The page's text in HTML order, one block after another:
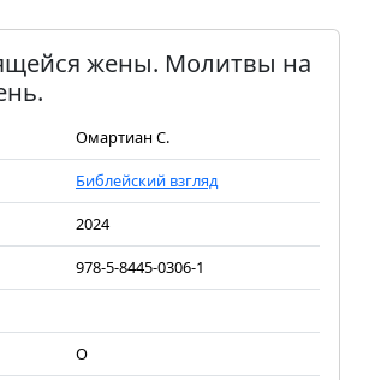
жены. Молитвы на
Омартиан С.
Библейский взгляд
2024
978-5-8445-0306-1
О